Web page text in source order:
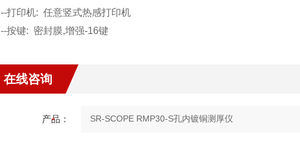
--打印机: 任意竖式热感打印机
--按键: 密封膜,增强-16键
在线咨询
产品：